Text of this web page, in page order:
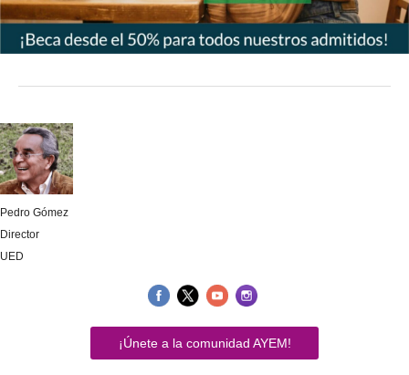
Pedro Gómez
Director
UED
¡Únete a la comunidad AYEM!